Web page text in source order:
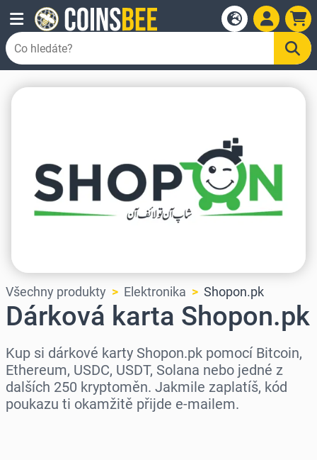
Všechny produkty Elektronika Shopon.pk
Dárková karta Shopon.pk
Kup si dárkové karty Shopon.pk pomocí Bitcoin,
Ethereum, USDC, USDT, Solana nebo jedné z
dalších 250 kryptoměn. Jakmile zaplatíš, kód
poukazu ti okamžitě přijde e-mailem.